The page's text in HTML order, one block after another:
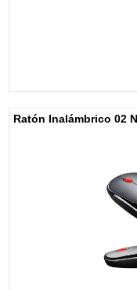
Ratón Inalámbrico 02